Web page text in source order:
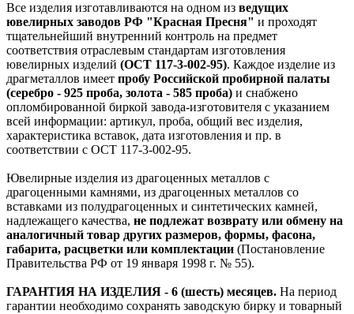
Все изделия изготавливаются на одном из ведущих
ювелирных заводов РФ "Красная Пресня" и проходят
тщательнейший внутренний контроль на предмет
соответствия отраслевым стандартам изготовления
ювелирных изделий (ОСТ 117-3-002-95). Каждое изделие из
драгметаллов имеет пробу Российской пробирной палаты
(серебро - 925 проба, золота - 585 проба) и снабжено
опломбированной биркой завода-изготовителя с указанием
всей информации: артикул, проба, общий вес изделия,
характеристика вставок, дата изготовления и пр. в
соответствии с ОСТ 117-3-002-95.
Ювелирные изделия из драгоценных металлов с
драгоценными камнями, из драгоценных металлов со
вставками из полудрагоценных и синтетических камней,
надлежащего качества, не подлежат возврату или обмену на
аналогичный товар других размеров, формы, фасона,
габарита, расцветки или комплектации (Постановление
Правительства РФ от 19 января 1998 г. № 55).
ГАРАНТИЯ НА ИЗДЕЛИЯ - 6 (шесть) месяцев. На период
гарантии необходимо сохранять заводскую бирку и товарный